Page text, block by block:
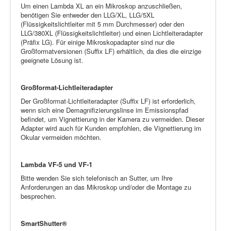
Um einen Lambda XL an ein Mikroskop anzuschließen,
benötigen Sie entweder den LLG/XL, LLG/5XL
(Flüssigkeitslichtleiter mit 5 mm Durchmesser) oder den
LLG/380XL (Flüssigkeitslichtleiter) und einen Lichtleiteradapter
(Präfix LG). Für einige Mikroskopadapter sind nur die
Großformatversionen (Suffix LF) erhältlich, da dies die einzige
geeignete Lösung ist.
Großformat-Lichtleiteradapter
Der Großformat-Lichtleiteradapter (Suffix LF) ist erforderlich,
wenn sich eine Demagnifizierungslinse im Emissionspfad
befindet, um Vignettierung in der Kamera zu vermeiden. Dieser
Adapter wird auch für Kunden empfohlen, die Vignettierung im
Okular vermeiden möchten.
Lambda VF-5 und VF-1
Bitte wenden Sie sich telefonisch an Sutter, um Ihre
Anforderungen an das Mikroskop und/oder die Montage zu
besprechen.
SmartShutter®